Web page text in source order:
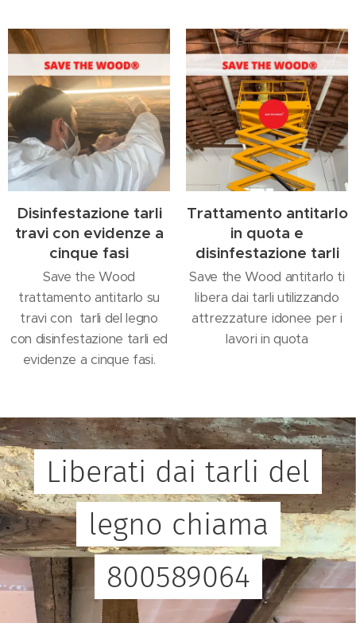
Disinfestazione tarli
travi con evidenze a
cinque fasi
Save the Wood
trattamento antitarlo su
travi con tarli del legno
con disinfestazione tarli ed
evidenze a cinque fasi.
Trattamento antitarlo
in quota e
disinfestazione tarli
Save the Wood antitarlo ti
libera dai tarli utilizzando
attrezzature idonee per i
lavori in quota
Liberati dai tarli del
legno chiama
800589064